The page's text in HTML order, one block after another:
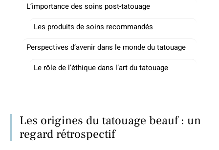
L’importance des soins post-tatouage
Les produits de soins recommandés
Perspectives d’avenir dans le monde du tatouage
Le rôle de l’éthique dans l’art du tatouage
Les origines du tatouage beauf : un
regard rétrospectif